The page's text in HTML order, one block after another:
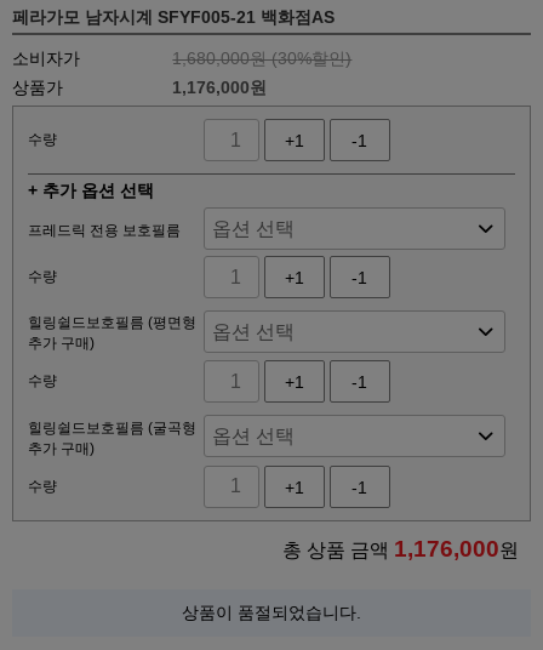
페라가모 남자시계 SFYF005-21 백화점AS
소비자가 1,680,000원 (30%할인)
상품가
1,176,000원
수량 +1 -1
+ 추가 옵션 선택
프레드릭 전용 보호필름
수량 +1 -1
힐링쉴드보호필름 (평면형
추가 구매)
수량 +1 -1
힐링쉴드보호필름 (굴곡형
추가 구매)
수량 +1 -1
총 상품 금액 1,176,000원
상품이 품절되었습니다.